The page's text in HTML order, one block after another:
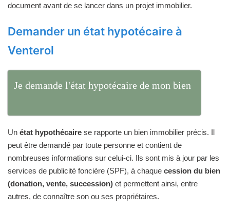
document avant de se lancer dans un projet immobilier.
Demander un état hypotécaire à
Venterol
Je demande l'état hypotécaire de mon bien
Un état hypothécaire se rapporte un bien immobilier précis. Il
peut être demandé par toute personne et contient de
nombreuses informations sur celui-ci. Ils sont mis à jour par les
services de publicité foncière (SPF), à chaque cession du bien
(donation, vente, succession) et permettent ainsi, entre
autres, de connaître son ou ses propriétaires.